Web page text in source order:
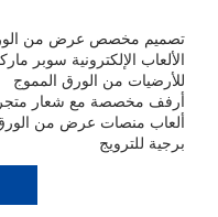
تصميم مخصص عرض من
الألعاب الإلكترونية سوبر
للأرضيات من الورق المموج
أرفف مخصصة مع شعار متجر
ألعاب منصات عرض من
برجية للترويج